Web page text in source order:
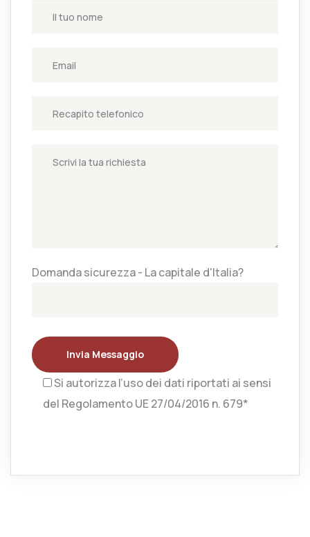
Domanda sicurezza - La capitale d'Italia?
Invia Messaggio
Si autorizza l’uso dei dati riportati ai sensi
del Regolamento UE 27/04/2016 n. 679*